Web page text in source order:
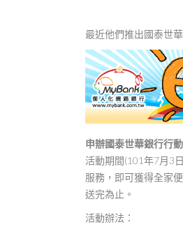
最近他們推出國泰世
申辦國泰世華銀行行
活動期間(101年7月3
服務，即可獲得全家
送完為止。
活動辦法：